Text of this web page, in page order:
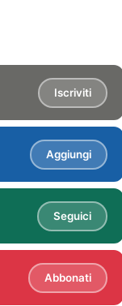
Iscriviti
Aggiungi
Seguici
Abbonati